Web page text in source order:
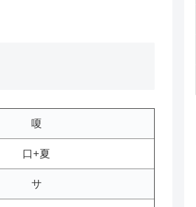
嗄
口+夏
サ